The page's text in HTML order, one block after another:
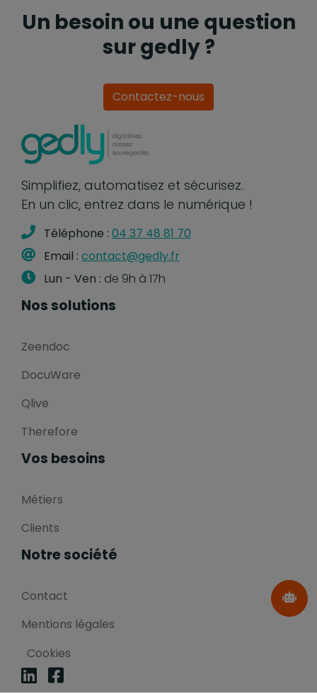
Un besoin ou une question
sur gedly ?
Contactez-nous
Simplifiez, automatisez et sécurisez.
En un clic, entrez dans le numérique !
Téléphone : 04 37 48 81 70
Email : contact@gedly.fr
Lun - Ven : de 9h à 17h
Nos solutions
Zeendoc
DocuWare
Qlive
Therefore
Vos besoins
Métiers
Clients
Notre société
Contact
Mentions légales
Cookies